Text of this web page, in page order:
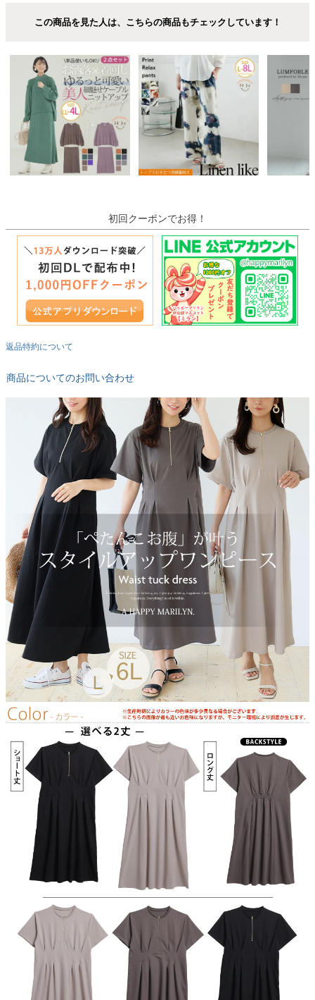
この商品を見た人は、こちらの商品もチェックしています！
初回クーポンでお得！
返品特約について
商品についてのお問い合わせ